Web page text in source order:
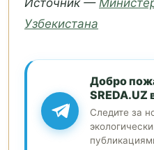
Источник —
Узбекистана
Добро
SREDA.UZ
Следите за